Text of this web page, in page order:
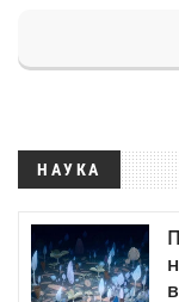
НАУКА